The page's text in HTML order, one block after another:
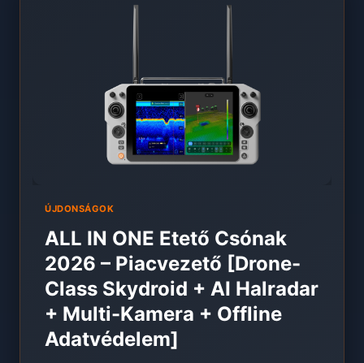
EXTREME
RENDSZERBEN
ÚJDONSÁGOK
ALL IN ONE Etető Csónak
2026 – Piacvezető [Drone-
Class Skydroid + AI Halradar
+ Multi-Kamera + Offline
Adatvédelem]